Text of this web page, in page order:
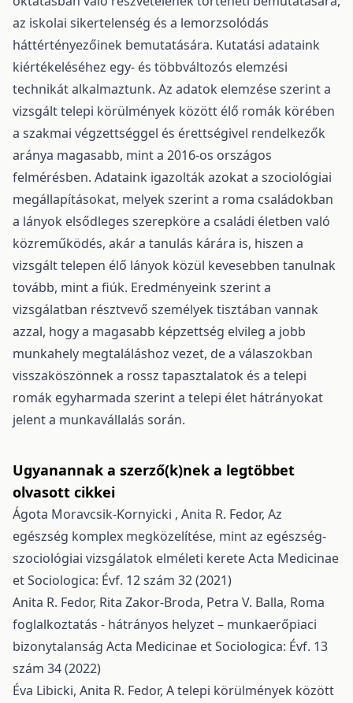
az iskolai sikertelenség és a lemorzsolódás
háttértényezőinek bemutatására. Kutatási adataink
kiértékeléséhez egy- és többváltozós elemzési
technikát alkalmaztunk. Az adatok elemzése szerint a
vizsgált telepi körülmények között élő romák körében
a szakmai végzettséggel és érettségivel rendelkezők
aránya magasabb, mint a 2016-os országos
felmérésben. Adataink igazolták azokat a szociológiai
megállapításokat, melyek szerint a roma családokban
a lányok elsődleges szerepköre a családi életben való
közreműködés, akár a tanulás kárára is, hiszen a
vizsgált telepen élő lányok közül kevesebben tanulnak
tovább, mint a fiúk. Eredményeink szerint a
vizsgálatban résztvevő személyek tisztában vannak
azzal, hogy a magasabb képzettség elvileg a jobb
munkahely megtaláláshoz vezet, de a válaszokban
visszaköszönnek a rossz tapasztalatok és a telepi
romák egyharmada szerint a telepi élet hátrányokat
jelent a munkavállalás során.
Ugyanannak a szerző(k)nek a legtöbbet
olvasott cikkei
Ágota Moravcsik-Kornyicki , Anita R. Fedor, Az
egészség komplex megközelítése, mint az egészség-
szociológiai vizsgálatok elméleti kereteActa Medicinae
et Sociologica: Évf. 12 szám 32 (2021)
Anita R. Fedor, Rita Zakor-Broda, Petra V. Balla, Roma
foglalkoztatás - hátrányos helyzet – munkaerőpiaci
bizonytalanság Acta Medicinae et Sociologica: Évf. 13
szám 34 (2022)
Éva Libicki, Anita R. Fedor, A telepi körülmények között